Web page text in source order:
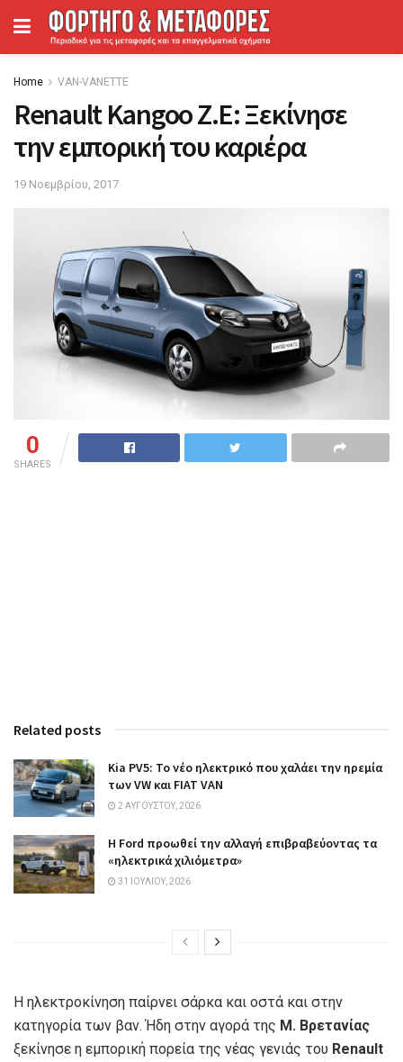
Home VAN-VANETTΕ
Renault Kangoo Ζ.Ε: Ξεκίνησε
την εμπορική του καριέρα
19 Νοεμβρίου, 2017
0
SHARES
Related posts
Kia PV5: Το νέο ηλεκτρικό που χαλάει την ηρεμία
των VW και FIAT VAN
2 ΑΥΓΟΎΣΤΟΥ, 2026
Η Ford προωθεί την αλλαγή επιβραβεύοντας τα
«ηλεκτρικά χιλιόμετρα»
31 ΙΟΥΛΊΟΥ, 2026
H ηλεκτροκίνηση παίρνει σάρκα και οστά και στην
κατηγορία των βαν. Ήδη στην αγορά της Μ. Βρετανίας
ξεκίνησε η εμπορική πορεία της νέας γενιάς του Renault